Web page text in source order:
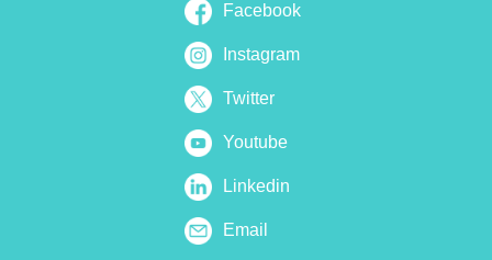
Facebook
Instagram
Twitter
Youtube
Linkedin
Email